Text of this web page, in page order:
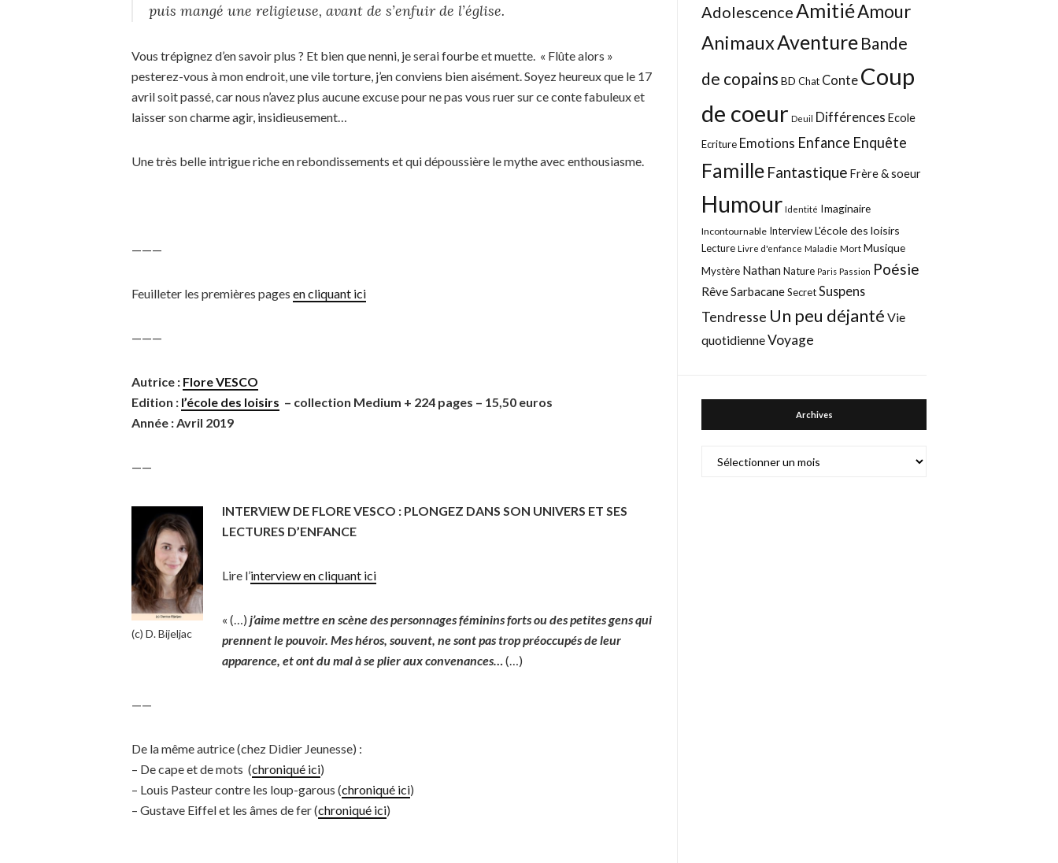
puis mangé une religieuse, avant de s’enfuir de l’église.
Vous trépignez d’en savoir plus ? Et bien que nenni, je serai fourbe et muette. « Flûte alors »
pesterez-vous à mon endroit, une vile torture, j’en conviens bien aisément. Soyez heureux que le 17
avril soit passé, car nous n’avez plus aucune excuse pour ne pas vous ruer sur ce conte fabuleux et
laisser son charme agir, insidieusement…
Une très belle intrigue riche en rebondissements et qui dépoussière le mythe avec enthousiasme.
———
Feuilleter les premières pages en cliquant ici
———
Autrice : Flore VESCO
Edition : l’école des loisirs – collection Medium + 224 pages – 15,50 euros
Année : Avril 2019
——
(c) D. Bijeljac
INTERVIEW DE FLORE VESCO : PLONGEZ DANS SON UNIVERS ET SES
LECTURES D’ENFANCE
Lire l’interview en cliquant ici
« (…) j’aime mettre en scène des personnages féminins forts ou des petites gens qui
prennent le pouvoir. Mes héros, souvent, ne sont pas trop préoccupés de leur
apparence, et ont du mal à se plier aux convenances… (…)
——
De la même autrice (chez Didier Jeunesse) :
– De cape et de mots (chroniqué ici)
– Louis Pasteur contre les loup-garous (chroniqué ici)
– Gustave Eiffel et les âmes de fer (chroniqué ici)
AdolescenceAmitiéAmour
AnimauxAventure Bande
de copains BD Chat Conte Coup
de coeur Deuil Différences Ecole
Ecriture Emotions Enfance Enquête
Famille Fantastique Frère & soeur
Humour Identité Imaginaire
Incontournable Interview L'école des loisirs
Lecture Livre d'enfance Maladie Mort Musique
Mystère Nathan Nature Paris Passion Poésie
RêveSarbacane Secret Suspens
Tendresse Un peu déjanté Vie
quotidienneVoyage
Archives